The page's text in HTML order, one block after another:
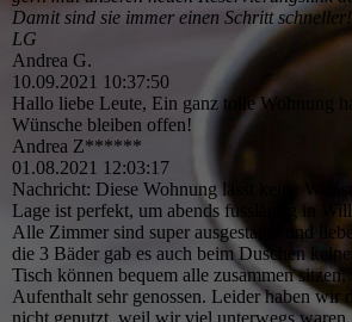
Damit sind sie immer einen Schritt
LG
Andrea G.
10.09.2021 10:37:50
Hallo liebe Leute, Ein ganz tolle Wohnung
Wünsche bleiben offen!
Andrea Z******
01.08.2021 12:03:17
Nachricht: Diese Wohnung lässt keine
Lage ist perfekt, um abends fussläufig in
Alle Zimmer sind super ausgestattet und
die 3 Bäder gab es auch beim Duschen
Tisch können bequem alle zusammen
Aufenthalt sehr genossen. Leider haben wir